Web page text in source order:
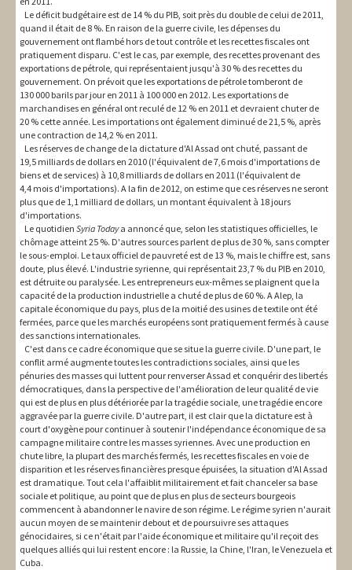
Le déficit budgétaire est de 14 % du PIB, soit près du double de celui de 2011,
quand il était de 8 %. En raison de la guerre civile, les dépenses du
gouvernement ont flambé hors de tout contrôle et les recettes fiscales ont
pratiquement disparu. C'est le cas, par exemple, des recettes provenant des
exportations de pétrole, qui représentaient jusqu'à 30 % des recettes du
gouvernement. On prévoit que les exportations de pétrole tomberont de
130 000 barils par jour en 2011 à 100 000 en 2012. Les exportations de
marchandises en général ont reculé de 12 % en 2011 et devraient chuter de
20 % cette année. Les importations ont également diminué de 21,5 %, après
une contraction de 14,2 % en 2011.
Les réserves de change de la dictature d'Al Assad ont chuté, passant de
19,5 milliards de dollars en 2010 (l'équivalent de 7,6 mois d'importations de
biens et de services) à 10,8 milliards de dollars en 2011 (l'équivalent de
4,4 mois d'importations). A la fin de 2012, on estime que ces réserves ne seront
plus que de 1,1 milliard de dollars, un montant équivalent à 18 jours
d'importations.
Le quotidien Syria Todaya annoncé que, selon les statistiques officielles, le
chômage atteint 25 %. D'autres sources parlent de plus de 30 %, sans compter
le sous-emploi. Le taux officiel de pauvreté est de 13 %, mais le chiffre est, sans
doute, plus élevé. L'industrie syrienne, qui représentait 23,7 % du PIB en 2010,
est détruite ou paralysée. Les entrepreneurs eux-mêmes se plaignent que la
capacité de la production industrielle a chuté de plus de 60 %. A Alep, la
capitale économique du pays, plus de la moitié des usines de textile ont été
fermées, parce que les marchés européens sont pratiquement fermés à cause
des sanctions internationales.
C'est dans ce cadre économique que se situe la guerre civile. D'une part, le
conflit armé augmente toutes les contradictions sociales, ainsi que les
pénuries des masses qui luttent pour renverser Assad et conquérir des libertés
démocratiques, dans la perspective de l'amélioration de leur qualité de vie
qui est de plus en plus détériorée par la tragédie sociale, une tragédie encore
aggravée par la guerre civile. D'autre part, il est clair que la dictature est à
court d'oxygène pour continuer à soutenir l'indépendance économique de sa
campagne militaire contre les masses syriennes. Avec une production en
chute libre, la plupart des marchés fermés, les recettes fiscales en voie de
disparition et les réserves financières presque épuisées, la situation d'Al Assad
est dramatique. Tout cela l'affaiblit militairement et fait chanceler sa base
sociale et politique, au point que de plus en plus de secteurs bourgeois
commencent à abandonner le navire de son régime. Le régime syrien n'aurait
aucun moyen de se maintenir debout et de poursuivre ses attaques
génocidaires, si ce n'était par l'aide économique et militaire qu'il reçoit des
quelques alliés qui lui restent encore : la Russie, la Chine, l'Iran, le Venezuela et
Cuba.